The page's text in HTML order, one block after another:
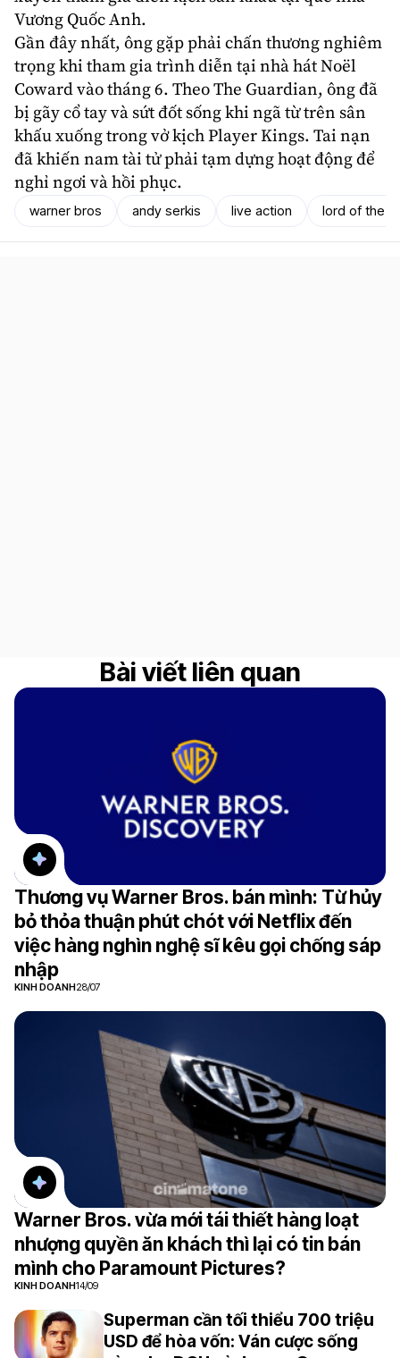
Vương Quốc Anh.
Gần đây nhất, ông gặp phải chấn thương nghiêm
trọng khi tham gia trình diễn tại nhà hát Noël
Coward vào tháng 6. Theo The Guardian, ông đã
bị gãy cổ tay và sứt đốt sống khi ngã từ trên sân
khấu xuống trong vở kịch Player Kings. Tai nạn
đã khiến nam tài tử phải tạm dựng hoạt động để
nghỉ ngơi và hồi phục.
warner bros andy serkis live action lord of the
Bài viết liên quan
Thương vụ Warner Bros. bán mình: Từ hủy
bỏ thỏa thuận phút chót với Netflix đến
việc hàng nghìn nghệ sĩ kêu gọi chống sáp
nhập
KINH DOANH28/07
Warner Bros. vừa mới tái thiết hàng loạt
nhượng quyền ăn khách thì lại có tin bán
mình cho Paramount Pictures?
KINH DOANH14/09
Superman cần tối thiểu 700 triệu
USD để hòa vốn: Ván cược sống